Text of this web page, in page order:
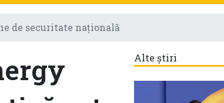
de securitate națională
Alte știri